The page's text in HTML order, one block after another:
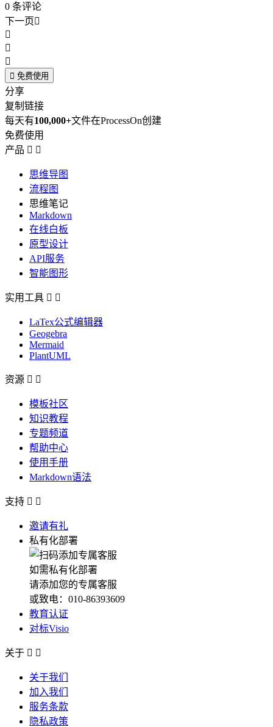
0 条评论
下一页



 免费使用
分享
复制链接
每天有100,000+文件在ProcessOn创建
免费使用
产品  
思维导图
流程图
思维笔记
Markdown
在线白板
原型设计
API服务
智能图形
实用工具  
LaTex公式编辑器
Geogebra
Mermaid
PlantUML
资源  
模板社区
知识教程
专题频道
帮助中心
使用手册
Markdown语法
支持  
邀请有礼
私有化部署
如需私有化部署
请添加您的专属客服
或致电：010-86393609
教育认证
对标Visio
关于  
关于我们
加入我们
服务条款
隐私政策